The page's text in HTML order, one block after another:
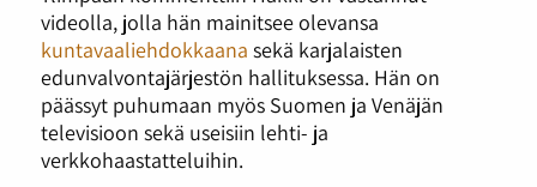
videolla, jolla hän mainitsee olevansa
kuntavaaliehdokkaana sekä karjalaisten
edunvalvontajärjestön hallituksessa. Hän on
päässyt puhumaan myös Suomen ja Venäjän
televisioon sekä useisiin lehti- ja
verkkohaastatteluihin.